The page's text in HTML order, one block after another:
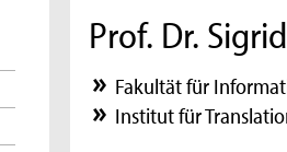
Prof. Dr.
Fakultät für
Institut für